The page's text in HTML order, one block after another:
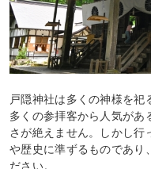
戸隠神社は多くの神様を祀
多くの参拝客から人気があ
さが絶えません。しかし行
や歴史に準ずるものであり
ださい。